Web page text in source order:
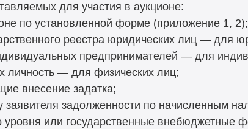
для участия в аукционе:
по установленной форме (приложение 1, 2);
реестра юридических лиц — для
предпринимателей — для
личность — для физических лиц;
внесение задатка;
заявителя задолженности по начисленным
или государственные внебюджетные